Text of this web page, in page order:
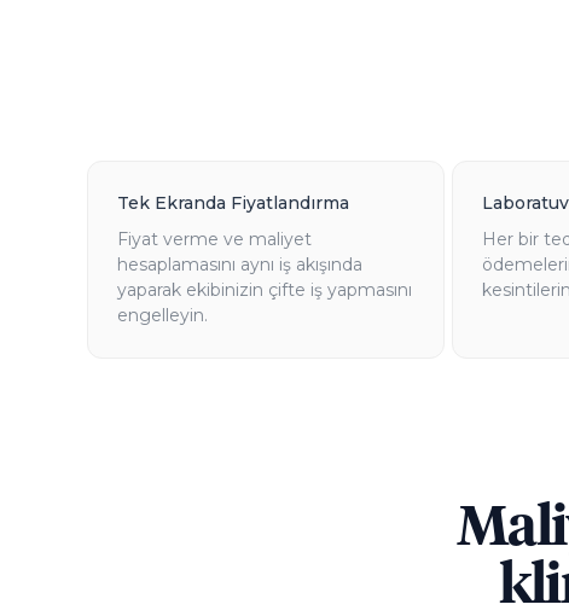
Tek Ekranda Fiyatlandırma
Fiyat verme ve maliyet
hesaplamasını aynı iş akışında
yaparak ekibinizin çifte iş yapmasını
engelleyin.
Her bir